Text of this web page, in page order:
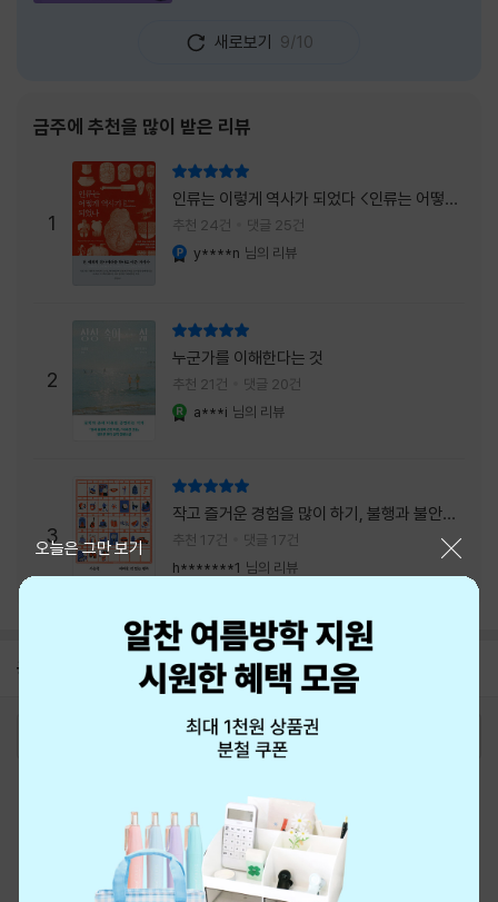
그 선택이 정말 잘한 일이었다. 첫 장부터 평범
하지 않았다. 사라진 누군가에게 보내는 메일로
흔적을 따라 낯선 나라를 여행하게 된다는 설정
이 무더운 여름을 벗어나는 피서처럼 흥미롭기
만 하다. 처음에는 단순한 추적 이야기인 줄 알
았는데, 읽을수록 전혀 다른 방향으로 흘러간
다. '왜 이런 일이 벌어졌을까?', '이 사람이 정
말 믿어도
새로보기 9/10
금주에 추천을 많이 받은 리뷰
1
인류는 이렇게 역사가 되었다 <인류는 어떻게
역사가 되었나>
추천 24건 댓글 25건
y****n 님의 리뷰
2
누군가를 이해한다는 것
추천 21건 댓글 20건
a***i 님의 리뷰
3
작고 즐거운 경험을 많이 하기, 불행과 불안을
회피하지 말기, 그리고 좋은 사람을 많이 만나
기.
추천 17건
댓글 17건
h*******1 님의 리뷰
공지 8월 신용카드 무이자할부 안내
오늘은 그만 보기
최근 본 상품
eBook 1:1문의/채팅상담
예스이십사(주) 사업자 정보
이용약관
개인정보처리방침
청소년보호정책
PC버전
회사소개 거래처관계자께